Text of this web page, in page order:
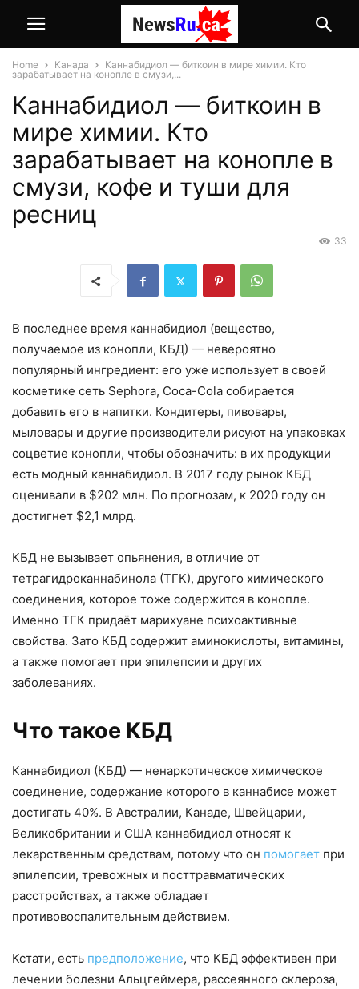
Home Канада
Каннабидиол — биткоин в мире химии. Кто
зарабатывает на конопле в смузи,...
Каннабидиол — биткоин в
мире химии. Кто
зарабатывает на конопле в
смузи, кофе и туши для
ресниц
33
В последнее время каннабидиол (вещество,
получаемое из конопли, КБД) — невероятно
популярный ингредиент: его уже использует в своей
косметике сеть Sephora, Coca-Cola собирается
добавить его в напитки. Кондитеры, пивовары,
мыловары и другие производители рисуют на упаковках
соцветие конопли, чтобы обозначить: в их продукции
есть модный каннабидиол. В 2017 году рынок КБД
оценивали в $202 млн. По прогнозам, к 2020 году он
достигнет $2,1 млрд.
КБД не вызывает опьянения, в отличие от
тетрагидроканнабинола (ТГК), другого химического
соединения, которое тоже содержится в конопле.
Именно ТГК придаёт марихуане психоактивные
свойства. Зато КБД содержит аминокислоты, витамины,
а также помогает при эпилепсии и других
заболеваниях.
Что такое КБД
Каннабидиол (КБД) — ненаркотическое химическое
соединение, содержание которого в каннабисе может
достигать 40%. В Австралии, Канаде, Швейцарии,
Великобритании и США каннабидиол относят к
лекарственным средствам, потому что он помогает при
эпилепсии, тревожных и посттравматических
расстройствах, а также обладает
противовоспалительным действием.
Кстати, есть предположение, что КБД эффективен при
лечении болезни Альцгеймера, рассеянного склероза,